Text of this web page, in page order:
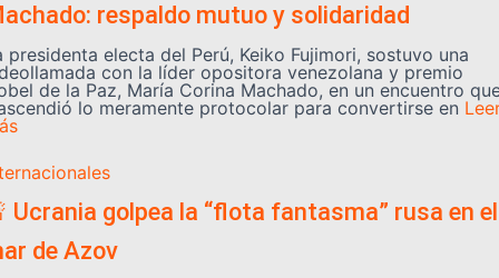
respaldo mutuo y solidaridad
presidenta electa del Perú, Keiko Fujimori, sostuvo una
con la líder opositora venezolana y premio
de la Paz, María Corina Machado, en un encuentro
lo meramente protocolar para convertirse en
Ucrania golpea la “flota fantasma” rusa en el
de Azov